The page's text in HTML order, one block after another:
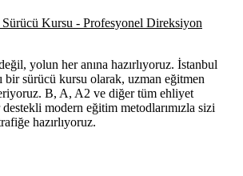
yolun her anına hazırlıyoruz. İstanbul
bir sürücü kursu olarak, uzman eğitmen
B, A, A2 ve diğer tüm ehliyet
destekli modern eğitim metodlarımızla sizi
hazırlıyoruz.